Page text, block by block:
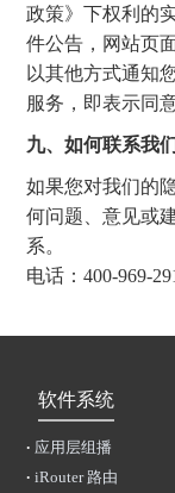
政策》下权利的
件公告，网站页
以其他方式通知
服务，即表示同
九、如何联系我们
如果您对我们的
何问题、意见或
系。
电话：400-969-
软件系统
· 应用层组播
· iRouter 路由